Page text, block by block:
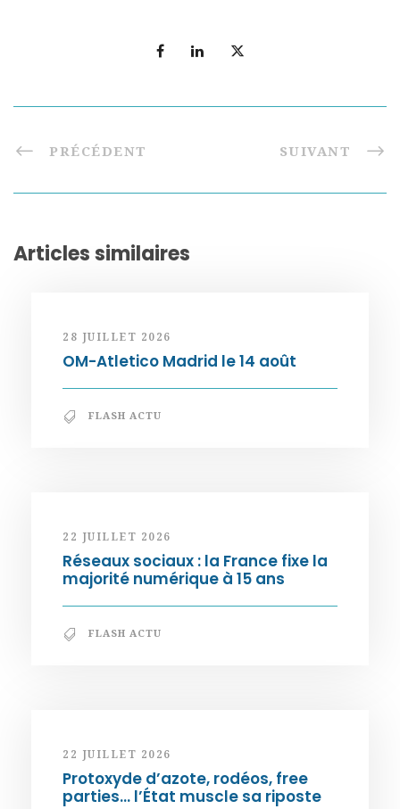
PRÉCÉDENT SUIVANT
Articles similaires
28 JUILLET 2026
OM-Atletico Madrid le 14 août
FLASH ACTU
22 JUILLET 2026
Réseaux sociaux : la France fixe la
majorité numérique à 15 ans
FLASH ACTU
22 JUILLET 2026
Protoxyde d’azote, rodéos, free
parties… l’État muscle sa riposte